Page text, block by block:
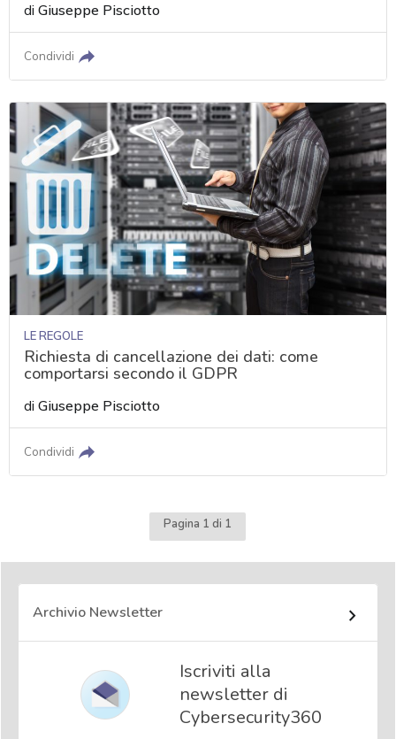
diGiuseppe Pisciotto
Condividi
LE REGOLE
Richiesta di cancellazione dei dati: come
comportarsi secondo il GDPR
diGiuseppe Pisciotto
Condividi
Pagina 1 di 1
Archivio Newsletter
Iscriviti alla
newsletter di
Cybersecurity360